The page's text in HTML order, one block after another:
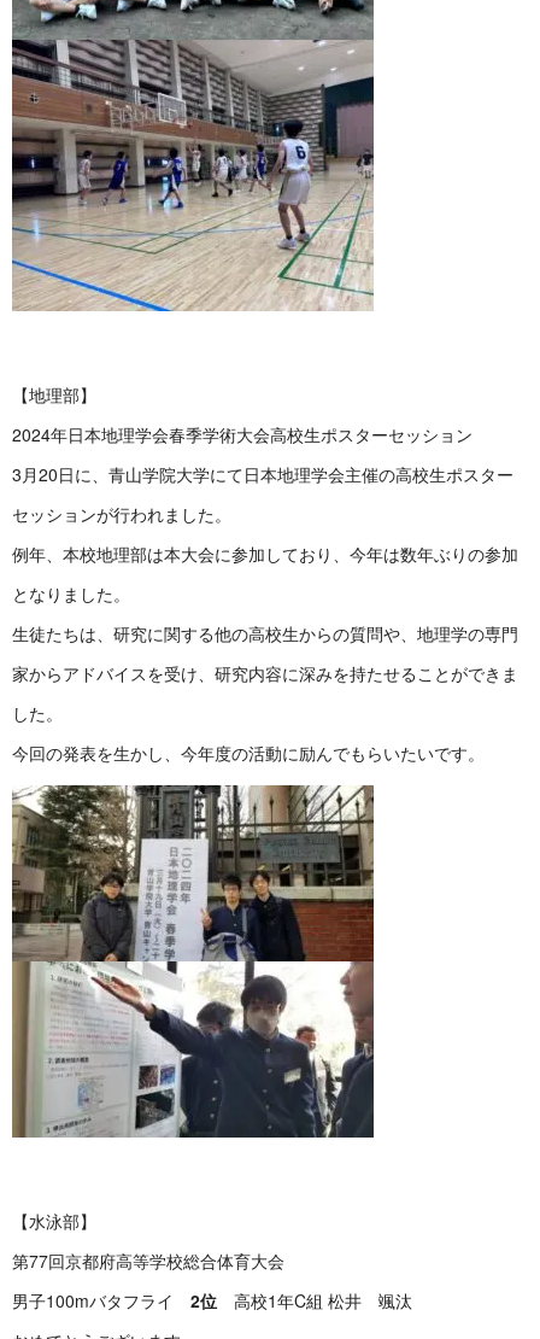
【地理部】
2024年日本地理学会春季学術大会高校生ポスターセッション
3月20日に、青山学院大学にて日本地理学会主催の高校生ポスター
セッションが行われました。
例年、本校地理部は本大会に参加しており、今年は数年ぶりの参加
となりました。
生徒たちは、研究に関する他の高校生からの質問や、地理学の専門
家からアドバイスを受け、研究内容に深みを持たせることができま
した。
今回の発表を生かし、今年度の活動に励んでもらいたいです。
【水泳部】
第77回京都府高等学校総合体育大会
男子100mバタフライ 2位 高校1年C組 松井 颯汰